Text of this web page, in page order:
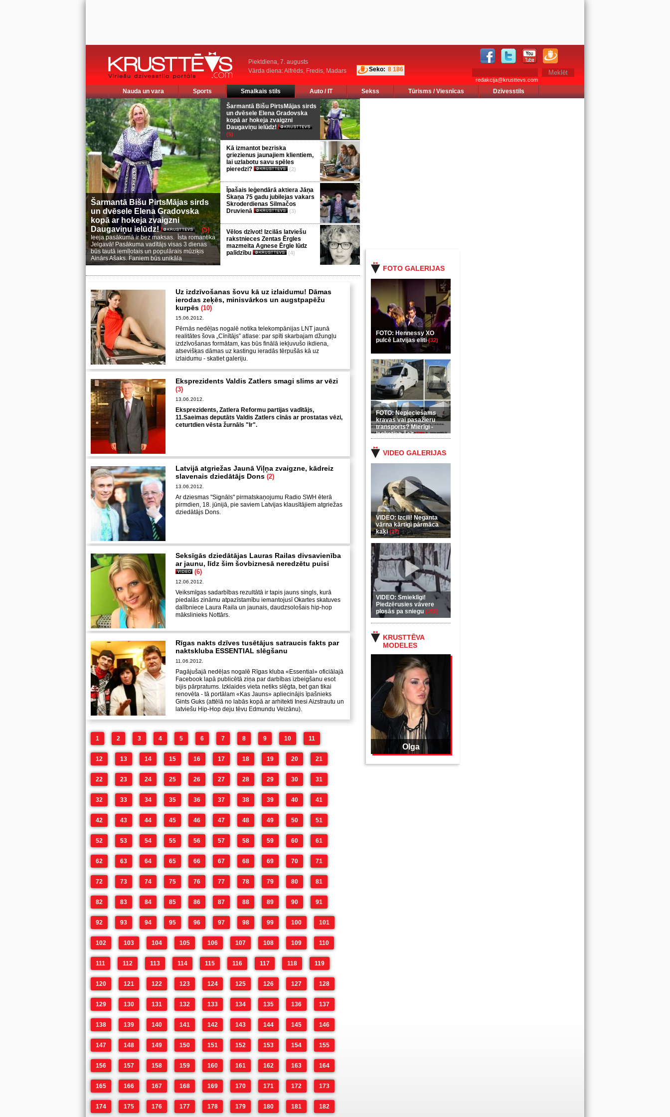
Piektdiena, 7. augusts
Vārda diena: Alfrēds, Fredis, Madars
Seko: 8 186
redakcija@krusttevs.com
Nauda un vara Sports Smalkais stils Auto / IT Sekss Tūrisms / Viesnīcas Dzīvesstils
FOTO GALERIJAS
FOTO: Hennessy XO
pulcē Latvijas eliti(32)
FOTO: Nepieciešams
kravas vai pasažieru
transports? Mierīgi -
ieskaties šeit(35)
VIDEO GALERIJAS
VIDEO: Izcili! Neganta
vārna kārtīgi pārmāca
kaķi(37)
VIDEO: Smieklīgi!
Piedzērusies vāvere
plosās pa sniegu (255)
KRUSTTĒVA
MODELES
Olga
Šarmantā Bišu PirtsMājas sirds
un dvēsele Elena Gradovska
kopā ar hokeja zvaigzni
Daugaviņu ielūdz!
(5)
Ieeja pasākumā ir bez maksas. Īsta romantika
Jelgavā! Pasākuma vadītājs visas 3 dienas
būs tautā iemīļotais un populārais mūziķis
Ainārs Ašaks. Faniem būs unikāla
Šarmantā Bišu PirtsMājas sirds
un dvēsele Elena Gradovska
kopā ar hokeja zvaigzni
Daugaviņu ielūdz!
(5)
Kā izmantot bezriska
griezienus jaunajiem klientiem,
lai uzlabotu savu spēles
pieredzi?
(2)
Īpašais leģendārā aktiera Jāņa
Skaņa 75 gadu jubilejas vakars
Skroderdienas Silmačos
Druvienā
(3)
Vēlos dzīvot! Izcilās latviešu
rakstnieces Zentas Ērgles
mazmeita Agnese Ērgle lūdz
palīdzību
(4)
Uz izdzīvošanas šovu kā uz izlaidumu! Dāmas
ierodas zeķēs, minisvārkos un augstpapēžu
kurpēs (10)
15.06.2012.
Pērnās nedēļas nogalē notika telekompānijas LNT jaunā
realitātes šova „Cīnītājs” atlase: par spīti skarbajam džungļu
izdzīvošanas formātam, kas būs finālā iekļuvušo ikdiena,
atsevišķas dāmas uz kastingu ieradās tērpušās kā uz
izlaidumu - skatiet galeriju.
Eksprezidents Valdis Zatlers smagi slims ar vēzi
(3)
13.06.2012.
Eksprezidents, Zatlera Reformu partijas vadītājs,
11.Saeimas deputāts Valdis Zatlers cīnās ar prostatas vēzi,
ceturtdien vēsta žurnāls "Ir".
Latvijā atgriežas Jaunā Viļņa zvaigzne, kādreiz
slavenais dziedātājs Dons (2)
13.06.2012.
Ar dziesmas "Signāls" pirmatskaņojumu Radio SWH ēterā
pirmdien, 18. jūnijā, pie saviem Latvijas klausītājiem atgriežas
dziedātājs Dons.
Seksīgās dziedātājas Lauras Railas divsavienība
ar jaunu, līdz šim šovbiznesā neredzētu puisi
(6)
12.06.2012.
Veiksmīgas sadarbības rezultātā ir tapis jauns singls, kurā
piedalās zināmu atpazīstamību iemantojusī Okartes skatuves
dalībniece Laura Raila un jaunais, daudzsološais hip-hop
mākslinieks Nottārs.
Rīgas nakts dzīves tusētājus satraucis fakts par
naktskluba ESSENTIAL slēgšanu
11.06.2012.
Pagājušajā nedēļas nogalē Rīgas kluba «Essential» oficiālajā
Facebook lapā publicētā ziņa par darbības izbeigšanu esot
bijis pārpratums. Izklaides vieta netiks slēgta, bet gan tikai
renovēta - tā portālam «Kas Jauns» apliecinājis īpašnieks
Gints Guks (attēlā no labās kopā ar arhitekti Inesi Aizstrautu un
latviešu Hip-Hop deju tēvu Edmundu Veizānu).
1 2 3 4 5 6 7 8 9 10 11
12 13 14 15 16 17 18 19 20 21
22 23 24 25 26 27 28 29 30 31
32 33 34 35 36 37 38 39 40 41
42 43 44 45 46 47 48 49 50 51
52 53 54 55 56 57 58 59 60 61
62 63 64 65 66 67 68 69 70 71
72 73 74 75 76 77 78 79 80 81
82 83 84 85 86 87 88 89 90 91
92 93 94 95 96 97 98 99 100 101
102 103 104 105 106 107 108 109 110
111 112 113 114 115 116 117 118 119
120 121 122 123 124 125 126 127 128
129 130 131 132 133 134 135 136 137
138 139 140 141 142 143 144 145 146
147 148 149 150 151 152 153 154 155
156 157 158 159 160 161 162 163 164
165 166 167 168 169 170 171 172 173
174 175 176 177 178 179 180 181 182